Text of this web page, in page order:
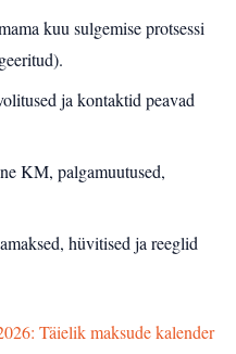
kuu sulgemise protsessi
ja kontaktid peavad
KM, palgamuutused,
hüvitised ja reeglid
Täielik maksude kalender